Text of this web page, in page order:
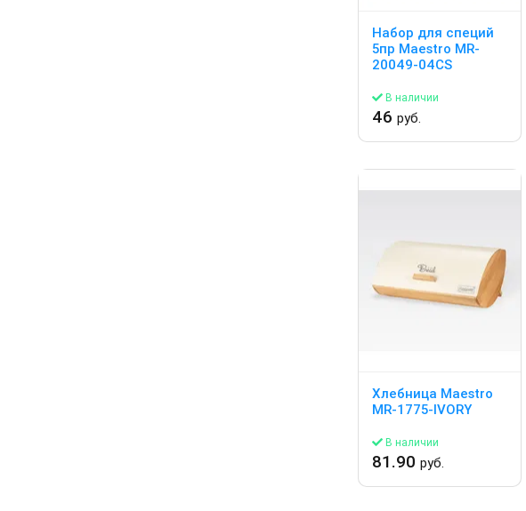
Набор для специй
5пр Maestro MR-
20049-04CS
В наличии
46 руб.
Хлебница Maestro
MR-1775-IVORY
В наличии
81.90 руб.